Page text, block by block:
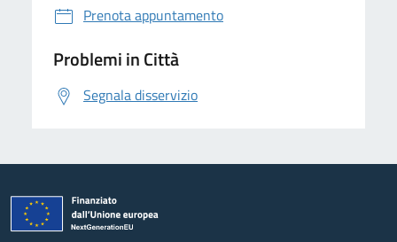
Prenota appuntamento
Problemi in Città
Segnala disservizio